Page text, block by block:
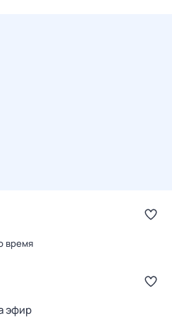
время
эфир